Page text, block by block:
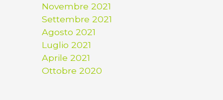
Novembre 2021
Settembre 2021
Agosto 2021
Luglio 2021
Aprile 2021
Ottobre 2020